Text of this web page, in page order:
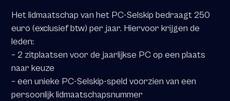
Het lidmaatschap van het PC-Selskip bedraagt 250
euro (exclusief btw) per jaar. Hiervoor krijgen de
leden:
– 2 zitplaatsen voor de jaarlijkse PC op een plaats
naar keuze
– een unieke PC-Selskip-speld voorzien van een
persoonlijk lidmaatschapsnummer